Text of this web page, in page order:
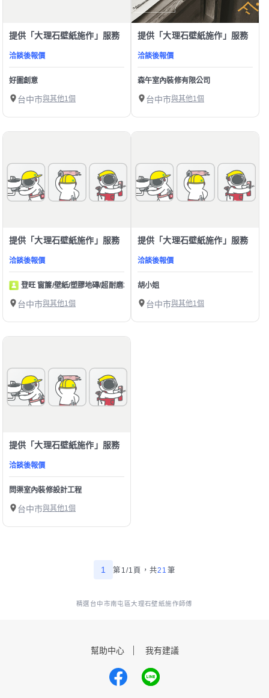
提供「大理石壁紙施作」服務
洽談後報價
好圖創意
台中市與其他1個
提供「大理石壁紙施作」服務
洽談後報價
森午室內裝修有限公司
台中市與其他1個
提供「大理石壁紙施作」服務
洽談後報價
登旺 窗簾/壁紙/塑膠地磚/超耐磨木地板/皮革崩布
台中市與其他1個
提供「大理石壁紙施作」服務
洽談後報價
胡小姐
台中市與其他1個
提供「大理石壁紙施作」服務
洽談後報價
問渠室內裝修設計工程
台中市與其他1個
1 第1/1頁， 共21 筆
精選台中市南屯區大理石壁紙施作師傅
幫助中心 我有建議